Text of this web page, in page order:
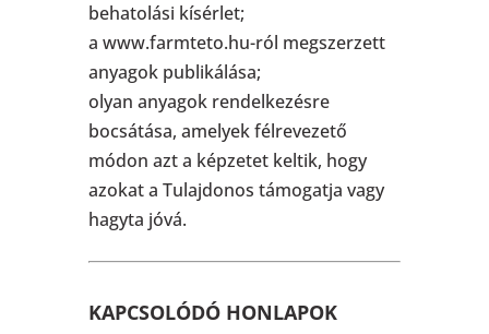
behatolási kísérlet;
a www.farmteto.hu-ról megszerzett
anyagok publikálása;
olyan anyagok rendelkezésre
bocsátása, amelyek félrevezető
módon azt a képzetet keltik, hogy
azokat a Tulajdonos támogatja vagy
hagyta jóvá.
KAPCSOLÓDÓ HONLAPOK